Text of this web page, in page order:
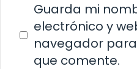
Guarda mi
electrónico y
navegador
que comente.